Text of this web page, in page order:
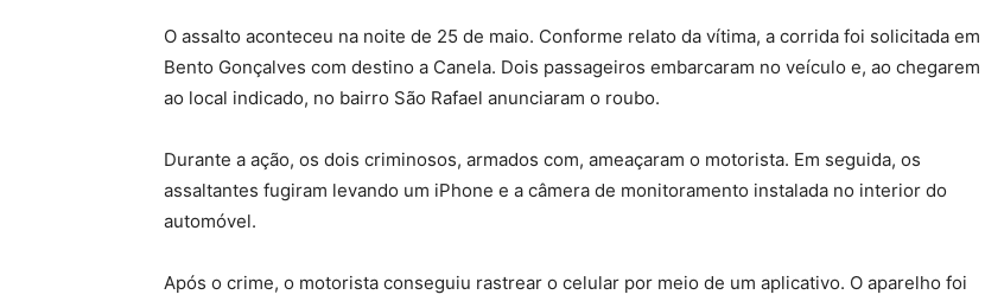
O assalto aconteceu na noite de 25 de maio. Conforme relato da vítima, a corrida foi solicitada em
Bento Gonçalves com destino a Canela. Dois passageiros embarcaram no veículo e, ao chegarem
ao local indicado, no bairro São Rafael anunciaram o roubo.
Durante a ação, os dois criminosos, armados com, ameaçaram o motorista. Em seguida, os
assaltantes fugiram levando um iPhone e a câmera de monitoramento instalada no interior do
automóvel.
Após o crime, o motorista conseguiu rastrear o celular por meio de um aplicativo. O aparelho foi